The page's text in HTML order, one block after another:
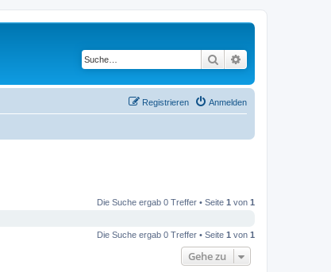
Suche
Anmelden
Registrieren
Die Suche ergab 0 Treffer • Seite 1 von 1
Die Suche ergab 0 Treffer • Seite 1 von 1
Gehe zu